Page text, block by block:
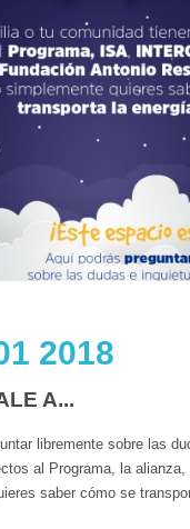
2018
A...
libremente sobre las
al Programa, la
saber cómo se